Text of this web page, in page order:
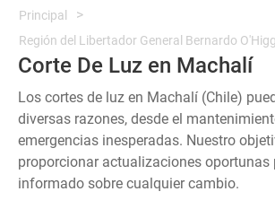
Principal
Región del Libertador General Bernardo
Corte De Luz en Machalí
Los cortes de luz en Machalí (Chile)
diversas razones, desde el
emergencias inesperadas. Nuestro
proporcionar actualizaciones oportunas
informado sobre cualquier cambio.